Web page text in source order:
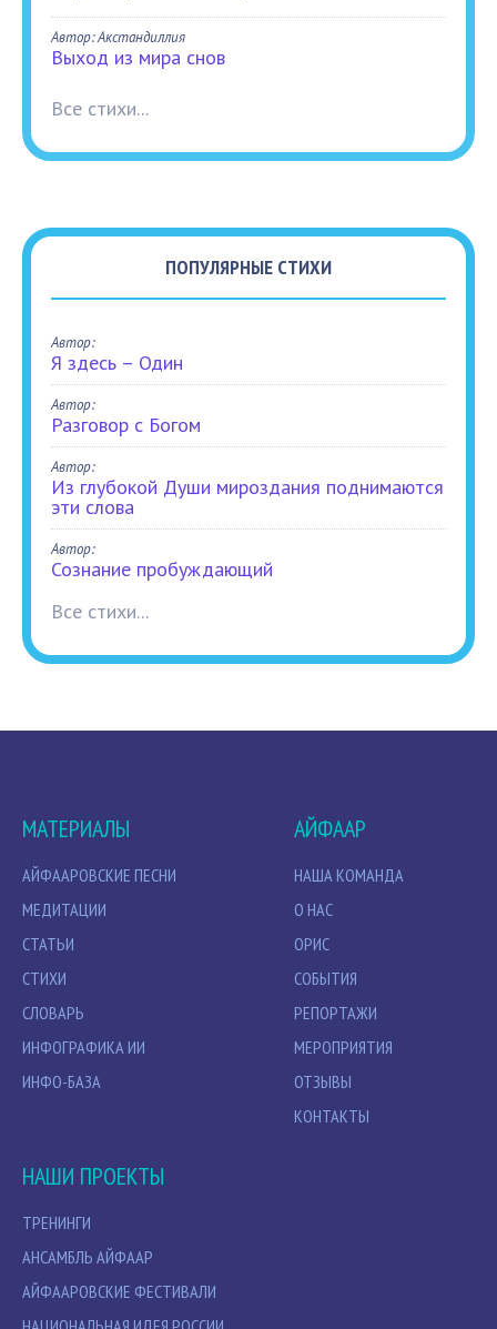
Автор: Акстандиллия
Выход из мира снов
Все стихи...
ПОПУЛЯРНЫЕ СТИХИ
Автор:
Я здесь – Один
Автор:
Разговор с Богом
Автор:
Из глубокой Души мироздания поднимаются
эти слова
Автор:
Сознание пробуждающий
Все стихи...
МАТЕРИАЛЫ
АЙФААРОВСКИЕ ПЕСНИ
МЕДИТАЦИИ
СТАТЬИ
СТИХИ
СЛОВАРЬ
ИНФОГРАФИКА ИИ
ИНФО-БАЗА
АЙФААР
НАША КОМАНДА
О НАС
ОРИС
СОБЫТИЯ
РЕПОРТАЖИ
МЕРОПРИЯТИЯ
ОТЗЫВЫ
КОНТАКТЫ
НАШИ ПРОЕКТЫ
ТРЕНИНГИ
АНСАМБЛЬ АЙФААР
АЙФААРОВСКИЕ ФЕСТИВАЛИ